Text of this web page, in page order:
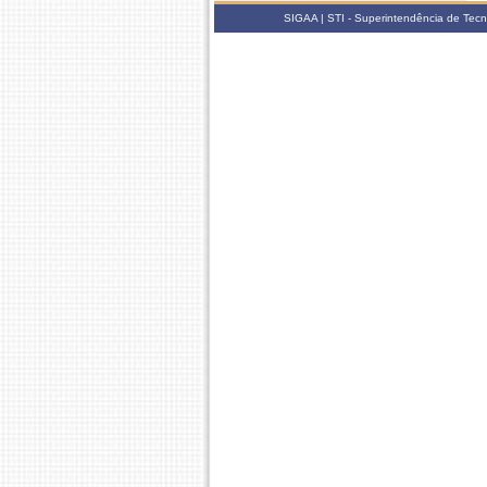
SIGAA | STI - Superintendência de